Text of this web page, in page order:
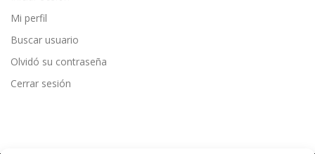
Mi perfil
Buscar usuario
Olvidó su contraseña
Cerrar sesión